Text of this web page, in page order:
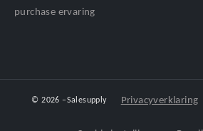
purchase ervaring
© 2026 –Salesupply Privacyverklaring